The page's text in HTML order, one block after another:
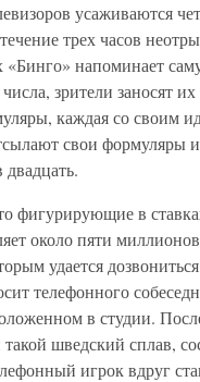
усаживаются
трех часов
напоминает
зрители заносят
каждая со своим
свои формуляры
фигурирующие в
около пяти
удается
телефонного
в студии.
шведский сплав,
игрок вдруг